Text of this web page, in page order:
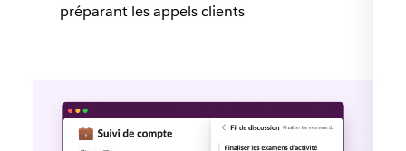
préparant les appels clients